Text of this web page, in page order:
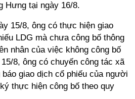
Hưng tại ngày 16/8.
15/8, ông có thực hiện giao
LDG mà chưa công bố thông
nhân của việc không công bố
8, ông có chuyến công tác xã
giao dịch cổ phiếu của người
thực hiện công bố theo quy